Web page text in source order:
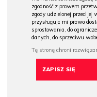
zgodność z prawem
zgody udzielonej przed jej
przysługuje mi prawo
sprostowania, do
danych, do sprzeciwu